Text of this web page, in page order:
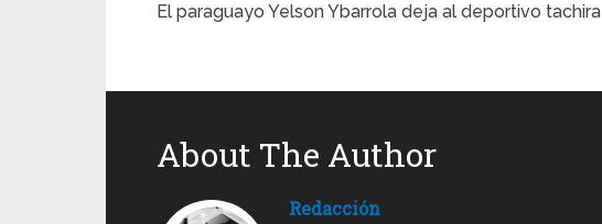
El paraguayo Yelson Ybarrola deja al deportivo tachira
About The Author
Redacción